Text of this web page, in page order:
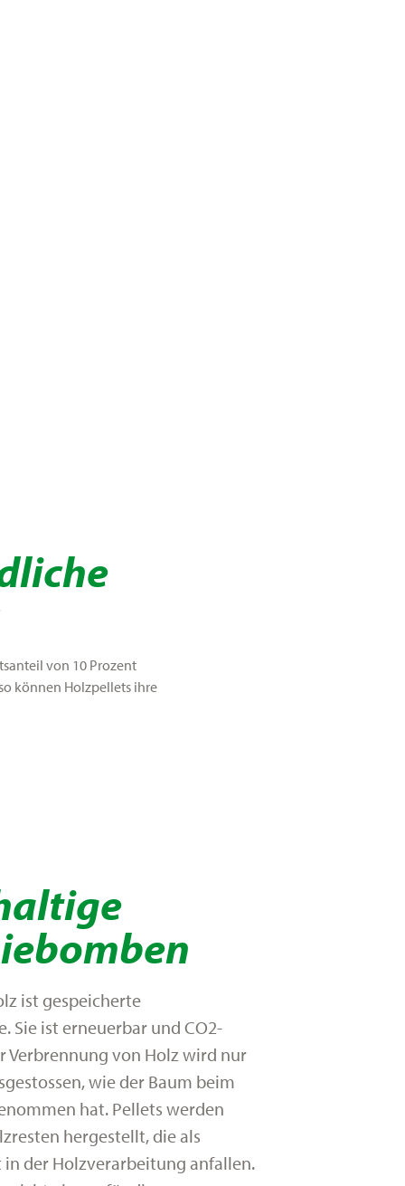
von 10 Prozent
können Holzpellets ihre
ist gespeicherte
Sie ist erneuerbar und CO2-
Verbrennung von Holz wird nur
wie der Baum beim
hat. Pellets werden
hergestellt, die als
der Holzverarbeitung anfallen.